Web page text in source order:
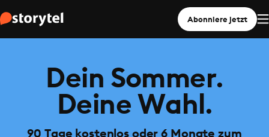
Abonniere jetzt
Dein Sommer.
Deine Wahl.
90 Tage kostenlos oder 6 Monate zum